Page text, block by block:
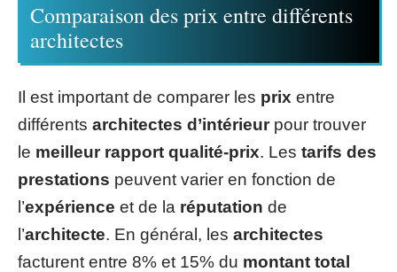
Comparaison des prix entre différents
architectes
Il est important de comparer les prix entre
différents architectes d’intérieurpour trouver
le meilleur rapport qualité-prix. Les tarifs des
prestations peuvent varier en fonction de
l’expérience et de la réputation de
l’architecte. En général, les architectes
facturent entre 8% et 15% du montant total